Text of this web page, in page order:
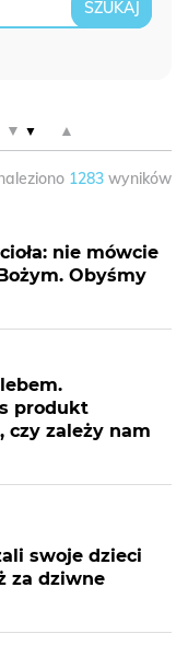
▼ ▲
1283 wyników
nie mówcie
Obyśmy
produkt
czy zależy nam
swoje dzieci
za dziwne